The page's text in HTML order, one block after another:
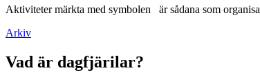
Aktiviteter märkta med symbolen
är sådana som
Arkiv
Vad är dagfjärilar?